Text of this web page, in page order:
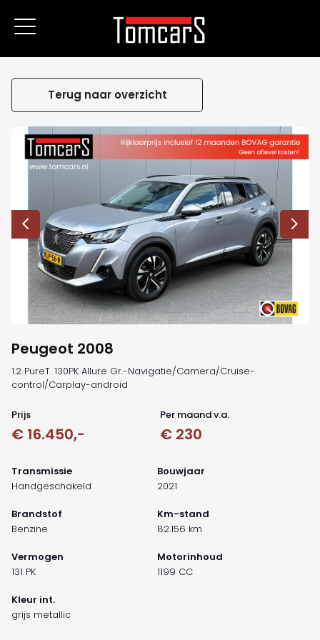
Terug naar overzicht
Peugeot 2008
1.2 PureT. 130PK Allure Gr.-Navigatie/Camera/Cruise-
control/Carplay-android
Prijs
€ 16.450,-
Per maand v.a.
€ 230
Transmissie
Handgeschakeld
Bouwjaar
2021
Brandstof
Benzine
Km-stand
82.156 km
Vermogen
131 PK
Motorinhoud
1199 CC
Kleur int.
grijs metallic